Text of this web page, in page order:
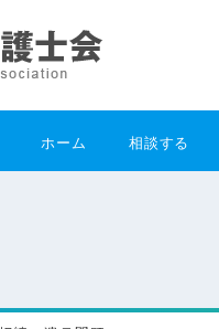
ホーム 相談する